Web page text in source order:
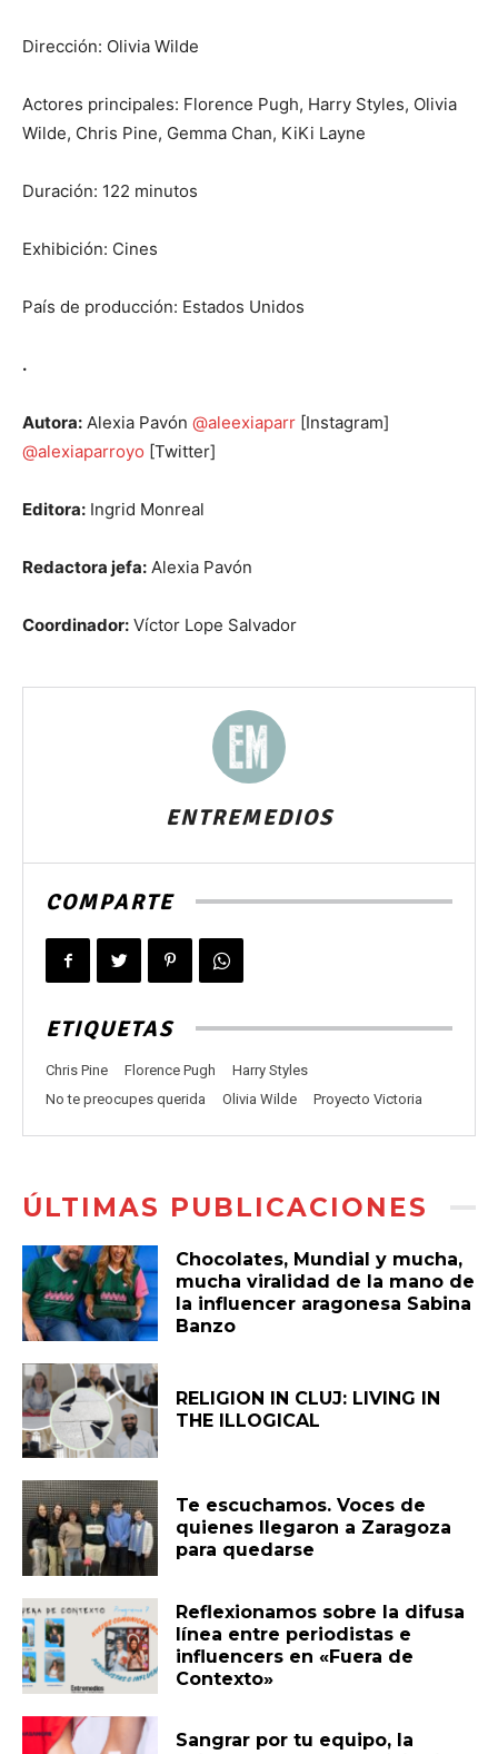
Dirección: Olivia Wilde
Actores principales: Florence Pugh, Harry Styles, Olivia
Wilde, Chris Pine, Gemma Chan, KiKi Layne
Duración: 122 minutos
Exhibición: Cines
País de producción: Estados Unidos
.
Autora: Alexia Pavón @aleexiaparr [Instagram]
@alexiaparroyo [Twitter]
Editora: Ingrid Monreal
Redactora jefa: Alexia Pavón
Coordinador: Víctor Lope Salvador
ENTREMEDIOS
COMPARTE
ETIQUETAS
Chris Pine Florence Pugh
Harry Styles
No te preocupes querida
Olivia Wilde Proyecto Victoria
ÚLTIMAS PUBLICACIONES
Chocolates, Mundial y mucha,
mucha viralidad de la mano de
la influencer aragonesa Sabina
Banzo
RELIGION IN CLUJ: LIVING IN
THE ILLOGICAL
Te escuchamos. Voces de
quienes llegaron a Zaragoza
para quedarse
Reflexionamos sobre la difusa
línea entre periodistas e
influencers en «Fuera de
Contexto»
Sangrar por tu equipo, la